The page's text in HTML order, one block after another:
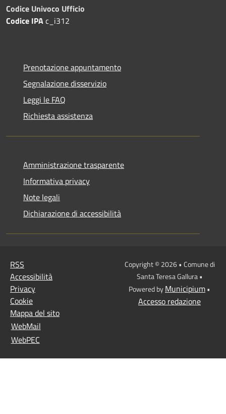
Codice Univoco Ufficio
Codice IPAc_i312
Prenotazione appuntamento
Segnalazione disservizio
Leggi le FAQ
Richiesta assistenza
Amministrazione trasparente
Informativa privacy
Note legali
Dichiarazione di accessibilità
RSS
Accessibilità
Privacy
Cookie
Mappa del sito
WebMail
WebPEC
Copyright © 2026 • Comune di
Santa Teresa Gallura •
Powered byMunicipium•
Accesso redazione